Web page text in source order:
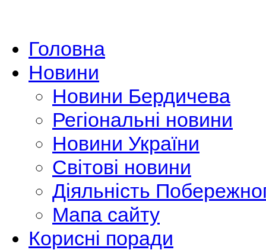
Головна
Новини
Новини Бердичева
Регіональні новини
Новини України
Світові новини
Діяльність
Мапа сайту
Корисні поради